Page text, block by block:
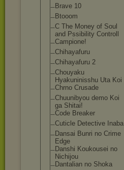
Brave 10
Btooom
C The Money of Soul
and Pssibility Controll
Campione!
Chihayafuru
Chihayafuru 2
Chouyaku
Hyakuninisshu Uta Koi
Chrno Crusade
Chuunibyou demo Koi
ga Shitai!
Code Breaker
Cuticle Detective Inaba
Dansai Bunri no Crime
Edge
Danshi Koukousei no
Nichijou
Dantalian no Shoka